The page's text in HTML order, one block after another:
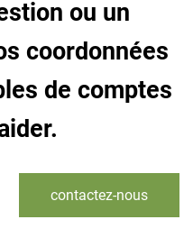
ou un
coordonnées
de comptes
contactez-nous